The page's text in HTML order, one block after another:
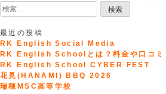
検
索:
最近の投稿
RK English Social Media
RK English Schoolとは？料金や口コミ
RK English School CYBER FEST
花見(HANAMI) BBQ 2026
瑞穂MSC高等学校